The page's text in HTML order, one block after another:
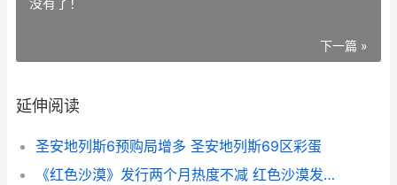
下一篇 »
延伸阅读
圣安地列斯6预购局增多 圣安地列斯69区彩蛋
《红色沙漠》发行两个月热度不减 红色沙漠发型解锁